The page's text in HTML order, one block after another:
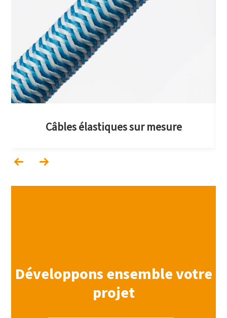
Câbles élastiques sur mesure
Développons ensemble votre
projet